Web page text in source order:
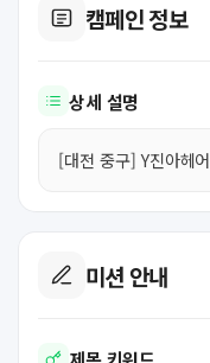
캠페인 정보
상세 설명
[대전 중구] Y진아헤어
미션 안내